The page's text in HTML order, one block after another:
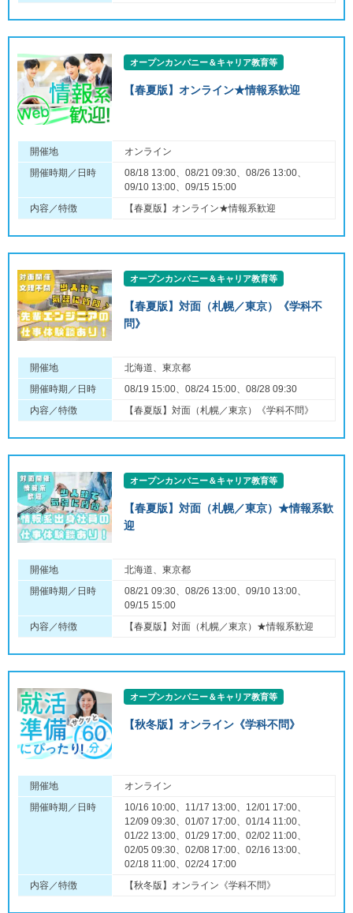
オープンカンパニー＆キャリア教育等
【春夏版】オンライン★情報系歓迎
開催地
オンライン
開催時期／日時
08/18 13:00、08/21 09:30、08/26 13:00、
09/10 13:00、09/15 15:00
内容／特徴
【春夏版】オンライン★情報系歓迎
オープンカンパニー＆キャリア教育等
【春夏版】対面（札幌／東京）《学科不
問》
開催地
北海道、東京都
開催時期／日時
08/19 15:00、08/24 15:00、08/28 09:30
内容／特徴
【春夏版】対面（札幌／東京）《学科不問》
オープンカンパニー＆キャリア教育等
【春夏版】対面（札幌／東京）★情報系歓
迎
開催地
北海道、東京都
開催時期／日時
08/21 09:30、08/26 13:00、09/10 13:00、
09/15 15:00
内容／特徴
【春夏版】対面（札幌／東京）★情報系歓迎
オープンカンパニー＆キャリア教育等
【秋冬版】オンライン《学科不問》
開催地
オンライン
開催時期／日時
10/16 10:00、11/17 13:00、12/01 17:00、
12/09 09:30、01/07 17:00、01/14 11:00、
01/22 13:00、01/29 17:00、02/02 11:00、
02/05 09:30、02/08 17:00、02/16 13:00、
02/18 11:00、02/24 17:00
内容／特徴
【秋冬版】オンライン《学科不問》